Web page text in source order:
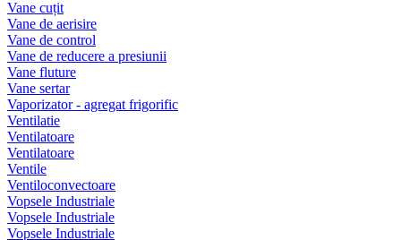
Vane cuțit
Vane de aerisire
Vane de control
Vane de reducere a presiunii
Vane fluture
Vane sertar
Vaporizator - agregat frigorific
Ventilatie
Ventilatoare
Ventilatoare
Ventile
Ventiloconvectoare
Vopsele Industriale
Vopsele Industriale
Vopsele Industriale